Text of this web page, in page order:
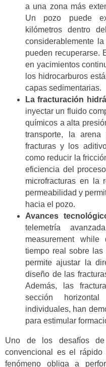
a una zona más
Un pozo puede
kilómetros dentro
considerablemente
pueden recuperarse.
en yacimientos
los hidrocarburos
capas sedimentarias.
La fracturación
inyectar un fluido
químicos a alta
transporte, la
fracturas y los
como reducir la
eficiencia del
microfracturas en la
permeabilidad y
hacia el pozo.
Avances
telemetría
measurement
tiempo real sobre
permite ajustar la
diseño de las
Además, las
sección
individuales, han
para estimular
Uno de los desafíos
convencional es el
fenómeno obliga a